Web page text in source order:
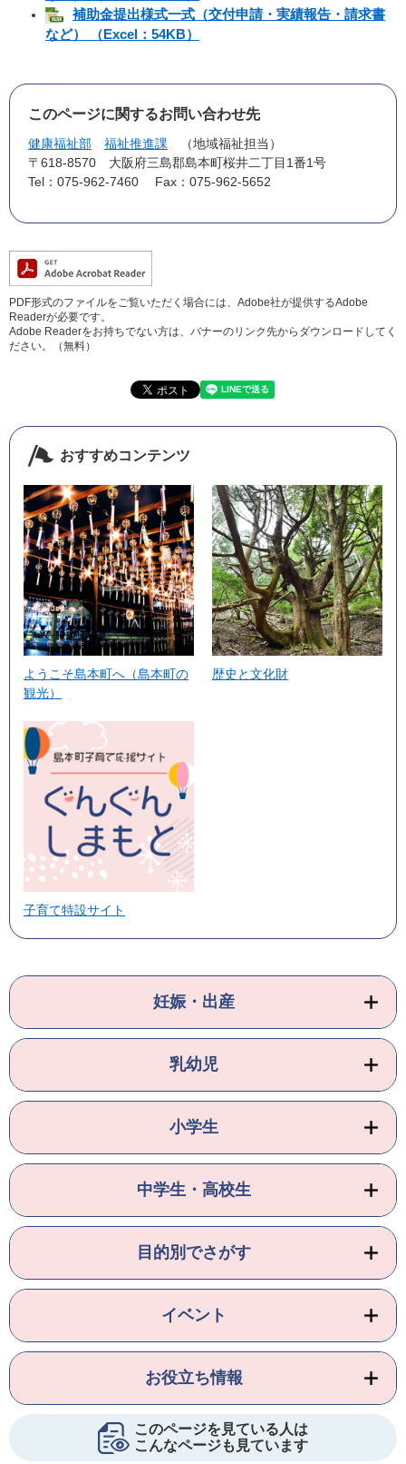
補助金提出様式一式（交付申請・実績報告・請求書
など） （Excel：54KB）
このページに関するお問い合わせ先
健康福祉部 福祉推進課
地域福祉担当
〒618-8570
大阪府三島郡島本町桜井二丁目1番1号
Tel：075-962-7460
Fax：075-962-5652
PDF形式のファイルをご覧いただく場合には、Adobe社が提供するAdobe
Readerが必要です。
Adobe Readerをお持ちでない方は、バナーのリンク先からダウンロードしてく
ださい。（無料）
おすすめコンテンツ
ようこそ島本町へ（島本町の
観光）
歴史と文化財
子育て特設サイト
妊娠・出産
乳幼児
小学生
中学生・高校生
目的別でさがす
イベント
お役立ち情報
このページを見ている人は
こんなページも見ています